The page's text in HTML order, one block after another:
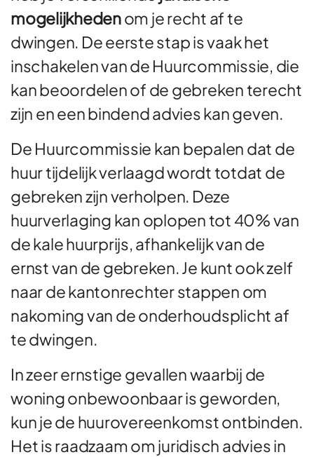
mogelijkhedenom je recht af te
dwingen. De eerste stap is vaak het
inschakelen van de Huurcommissie, die
kan beoordelen of de gebreken terecht
zijn en een bindend advies kan geven.
De Huurcommissie kan bepalen dat de
huur tijdelijk verlaagd wordt totdat de
gebreken zijn verholpen. Deze
huurverlaging kan oplopen tot 40% van
de kale huurprijs, afhankelijk van de
ernst van de gebreken. Je kunt ook zelf
naar de kantonrechter stappen om
nakoming van de onderhoudsplicht af
te dwingen.
In zeer ernstige gevallen waarbij de
woning onbewoonbaar is geworden,
kun je de huurovereenkomst ontbinden.
Het is raadzaam om juridisch advies in